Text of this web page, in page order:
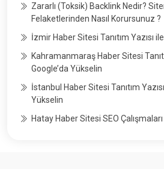
Zararlı (Toksik) Backlink Nedir?
Felaketlerinden Nasıl Korursunuz ?
İzmir Haber Sitesi Tanıtım Yazısı
Kahramanmaraş Haber Sitesi
Google’da Yükselin
İstanbul Haber Sitesi Tanıtım
Yükselin
Hatay Haber Sitesi SEO Çalışmaları